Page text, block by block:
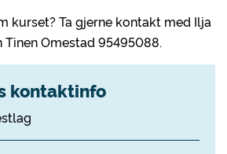
kurset? Ta gjerne kontakt med Ilja
Omestad 95495088.
kontaktinfo